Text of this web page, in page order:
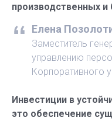
производственных и
Елена
Заместитель
управлению
Корпоративного
Инвестиции в
это обеспечение